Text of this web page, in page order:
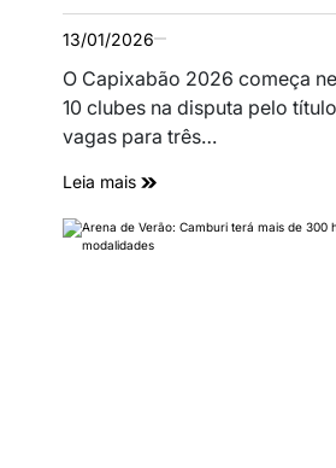
13/01/2026
O Capixabão 2026 começa
10 clubes na disputa pelo
vagas para três…
Leia mais